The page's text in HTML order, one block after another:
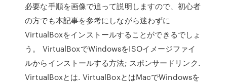
必要な手順を画像で追って説明しますので、初心者
の方でも本記事を参考にしながら迷わずに
VirtualBoxをインストールすることができるでしょ
う。 VirtualBoxでWindowsをISOイメージファイ
ルからインストールする方法; スポンサードリンク.
VirtualBoxとは. VirtualBoxとはMacでWindowsを